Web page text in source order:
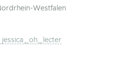
Westfalen
jessica_oh_lecter